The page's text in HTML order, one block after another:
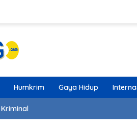
Humkrim Gaya Hidup
Kriminal